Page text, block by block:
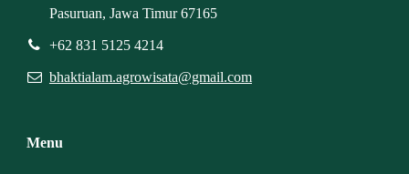
Pasuruan, Jawa Timur 67165
+62 831 5125 4214
bhaktialam.agrowisata@gmail.com
Menu